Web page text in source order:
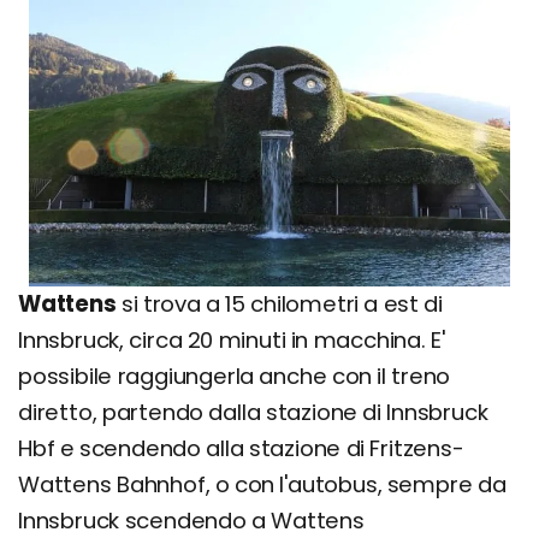
Wattens si trova a 15 chilometri a est di
Innsbruck, circa 20 minuti in macchina. E'
possibile raggiungerla anche con il treno
diretto, partendo dalla stazione di Innsbruck
Hbf e scendendo alla stazione di Fritzens-
Wattens Bahnhof, o con l'autobus, sempre da
Innsbruck scendendo a Wattens